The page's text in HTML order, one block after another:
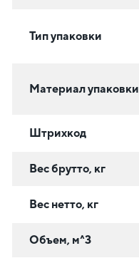
Тип упаковки
Материал упаковки
Штрихкод
Вес брутто, кг
Вес нетто, кг
Объем, м^3